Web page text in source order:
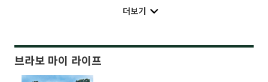
더보기
브라보 마이 라이프